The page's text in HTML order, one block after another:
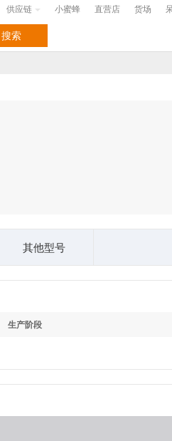
供应链 小蜜蜂 直营店 货场
其他型号
生产阶段